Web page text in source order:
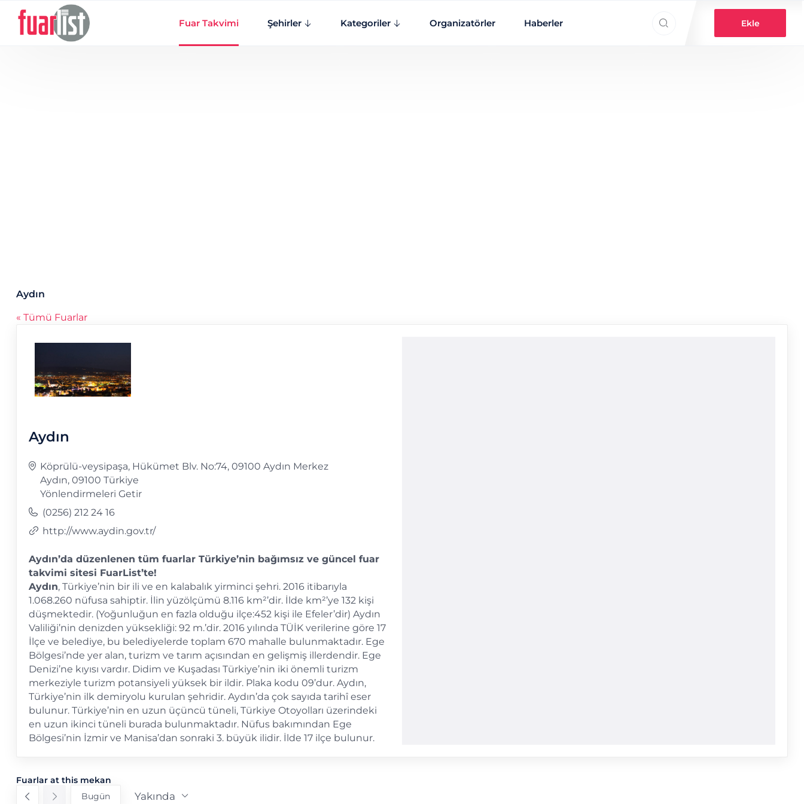
Skip to main content
Fuar Takvimi
Şehirler Kategoriler Organizatörler Haberler Ekle
Search everything...
Aydın
« Tümü Fuarlar
Aydın
Adres
Köprülü-veysipaşa, Hükümet Blv. No:74, 09100 Aydın Merkez
Aydın, 09100 Türkiye
Yönlendirmeleri Getir
Telefon
(0256) 212 24 16
Webhttp://www.aydin.gov.tr/
Aydın’da düzenlenen tüm fuarlar Türkiye’nin bağımsız ve güncel fuar
takvimi sitesi FuarList’te!
Aydın, Türkiye’nin bir ili ve en kalabalık yirminci şehri. 2016 itibarıyla
1.068.260 nüfusa sahiptir. İlin yüzölçümü 8.116 km²’dir. İlde km²’ye 132 kişi
düşmektedir. (Yoğunluğun en fazla olduğu ilçe:452 kişi ile Efeler’dir) Aydın
Valiliği’nin denizden yüksekliği: 92 m.’dir. 2016 yılında TÜİK verilerine göre 17
İlçe ve belediye, bu belediyelerde toplam 670 mahalle bulunmaktadır. Ege
Bölgesi’nde yer alan, turizm ve tarım açısından en gelişmiş illerdendir. Ege
Denizi’ne kıyısı vardır. Didim ve Kuşadası Türkiye’nin iki önemli turizm
merkeziyle turizm potansiyeli yüksek bir ildir. Plaka kodu 09’dur. Aydın,
Türkiye’nin ilk demiryolu kurulan şehridir. Aydın’da çok sayıda tarihî eser
bulunur. Türkiye’nin en uzun üçüncü tüneli, Türkiye Otoyolları üzerindeki
en uzun ikinci tüneli burada bulunmaktadır. Nüfus bakımından Ege
Bölgesi’nin İzmir ve Manisa’dan sonraki 3. büyük ilidir. İlde 17 ilçe bulunur.
Fuarlar at this mekan
Bugün Yakında